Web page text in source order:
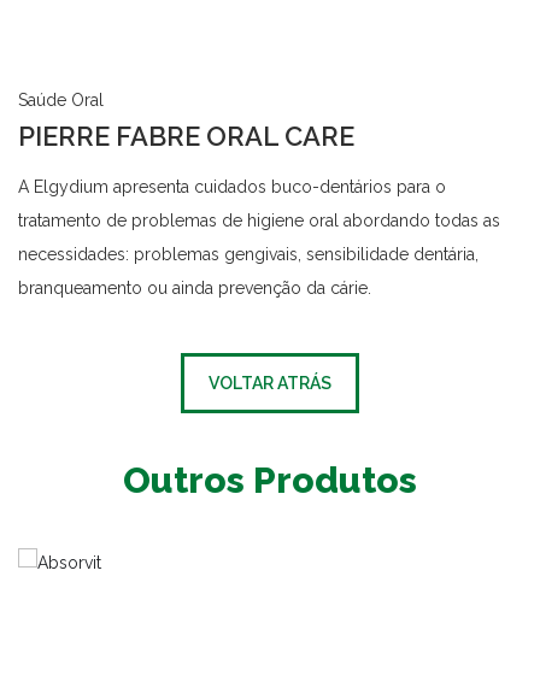
Saúde Oral
PIERRE FABRE ORAL CARE
A Elgydium apresenta cuidados buco-dentários para o
tratamento de problemas de higiene oral abordando todas as
necessidades: problemas gengivais, sensibilidade dentária,
branqueamento ou ainda prevenção da cárie.
VOLTAR ATRÁS
Outros Produtos